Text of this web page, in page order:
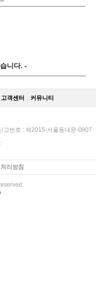
니다. -
고객센터 커뮤니티
고번호 : 제2015-서울동대문-0807
리방침